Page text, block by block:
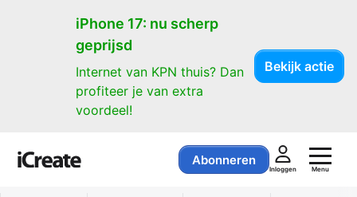
iPhone 17: nu scherp
geprijsd
Internet van KPN thuis? Dan
profiteer je van extra
voordeel!
Bekijk actie
Abonneren
Inloggen Menu